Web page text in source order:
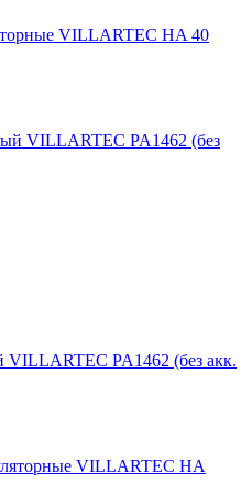
VILLARTEC HA 40
VILLARTEC PA1462 (без акк.